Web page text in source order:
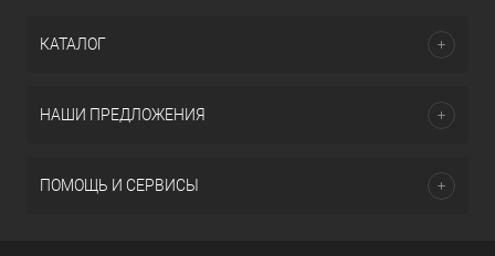
КАТАЛОГ
НАШИ ПРЕДЛОЖЕНИЯ
ПОМОЩЬ И СЕРВИСЫ